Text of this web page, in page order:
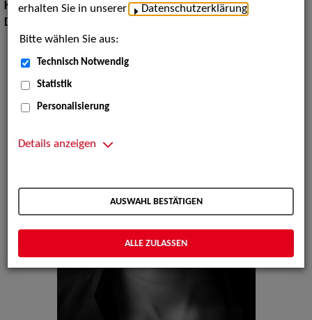
Körpergröße:164 cm
Dialekte:
erhalten Sie in unserer
Datenschutzerklärung
Bitte wählen Sie aus:
Technisch Notwendig
Statistik
Personalisierung
Details anzeigen
AUSWAHL BESTÄTIGEN
ALLE ZULASSEN